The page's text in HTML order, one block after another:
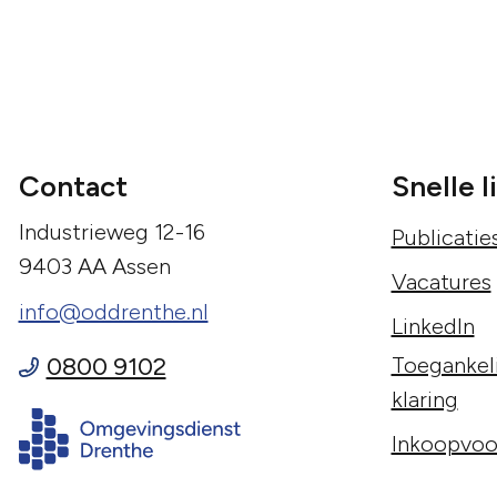
Contact
Industrieweg 12-16
9403 AA Assen
info@oddrenthe.nl
0800 9102
Snelle
Vacatures
LinkedIn
klaring